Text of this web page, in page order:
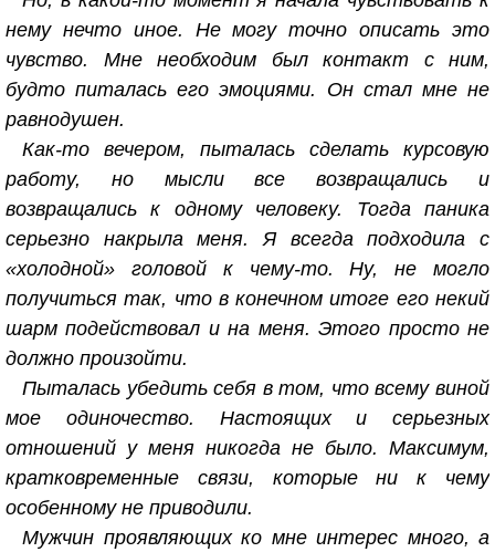
нему нечто иное. Не могу точно описать это
чувство. Мне необходим был контакт с ним,
будто питалась его эмоциями. Он стал мне не
равнодушен.
Как-то вечером, пыталась сделать курсовую
работу, но мысли все возвращались и
возвращались к одному человеку. Тогда паника
серьезно накрыла меня. Я всегда подходила с
«холодной» головой к чему-то. Ну, не могло
получиться так, что в конечном итоге его некий
шарм подействовал и на меня. Этого просто не
должно произойти.
Пыталась убедить себя в том, что всему виной
мое одиночество. Настоящих и серьезных
отношений у меня никогда не было. Максимум,
кратковременные связи, которые ни к чему
особенному не приводили.
Мужчин проявляющих ко мне интерес много, а